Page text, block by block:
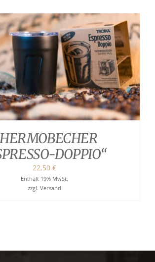
DOPPIO“
22,50 €
Enthält 19% MwSt.
zzgl. Versand